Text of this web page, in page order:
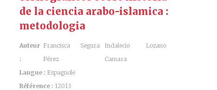
de la ciencia arabo-islamica :
metodologia
Auteur
:
Francisca Segura
Pérez
Indalecio Lozano
Camara
Langue : Espagnole
Référence : 12013